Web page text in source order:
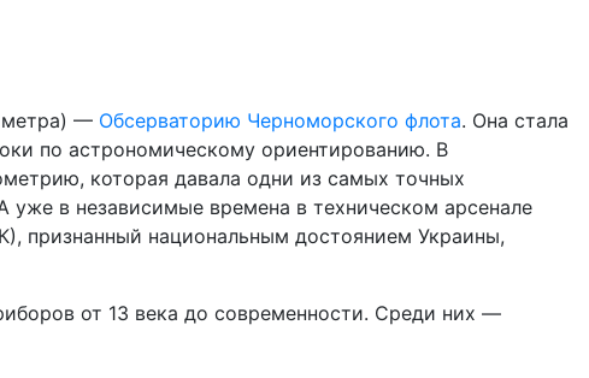
метра) — Обсерваторию Черноморского флота. Она стала
по астрономическому ориентированию. В
которая давала одни из самых точных
уже в независимые времена в техническом арсенале
признанный национальным достоянием Украины,
от 13 века до современности. Среди них —